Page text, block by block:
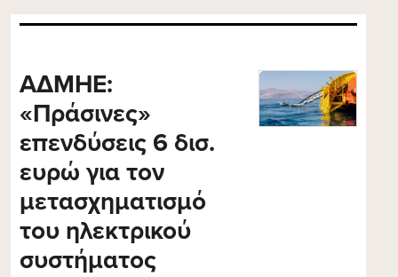
ΑΔΜΗΕ:
«Πράσινες»
επενδύσεις 6 δισ.
ευρώ για τον
μετασχηματισμό
του ηλεκτρικού
συστήματος